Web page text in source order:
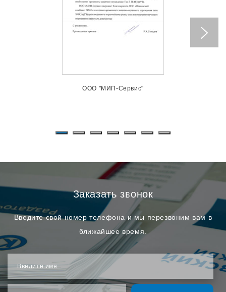
ООО "МИП-Сервис"
Заказать звонок
Введите свой номер телефона и мы перезвоним вам в
ближайшее время.
Введите имя